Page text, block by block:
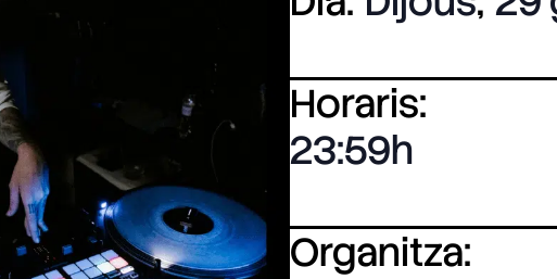
Horaris:
23:59
Organitza: